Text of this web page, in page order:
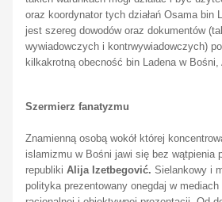
oraz koordynator tych działań Osama bin
jest szereg dowodów oraz dokumentów
wywiadowczych i kontrwywiadowczych)
kilkakrotną obecność bin Ladena w
Szermierz fanatyzmu
Znamienną osobą wokół której
islamizmu w Bośni jawi się bez wątpienia
republiki Alija Izetbegović. Sielankowy i
polityka prezentowany onegdaj w